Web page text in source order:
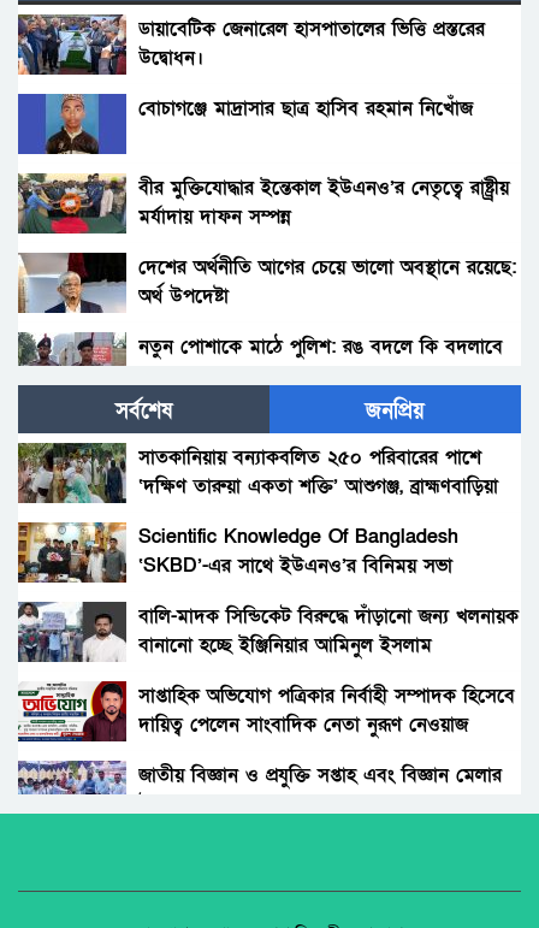
ডায়াবেটিক জেনারেল হাসপাতালের ভিত্তি প্রস্তরের
উদ্বোধন।
বোচাগঞ্জে মাদ্রাসার ছাত্র হাসিব রহমান নিখোঁজ
বীর মুক্তিযোদ্ধার ইন্তেকাল ইউএনও’র নেতৃত্বে রাষ্ট্র্রীয়
মর্যাদায় দাফন সম্পন্ন
দেশের অর্থনীতি আগের চেয়ে ভালো অবস্থানে রয়েছে:
অর্থ উপদেষ্টা
নতুন পোশাকে মাঠে পুলিশ: রঙ বদলে কি বদলাবে
হাকিমপুরসহ ৪ উপজেলায় বিএনপির এমপি প্রার্থী ডাঃ
জাহিদের ব্যাবস্থাপনায় ফ্রী মেডিকেল ক্যাম্প ও ঔষধ
বিতরণ।
গ্রহন।
দোরগোড়ায় এক নতুন অধ্যায়ের সূচনা।
বিচারকের স্ত্রীকে কুপিয়ে জখম, ছেলেকে হত্যা করল
পরিচিত যুবক।
আওয়ামী’লীগের অবরোধের বিরুদ্ধে কঠোর অবস্থান
ছিলো জামায়াত ইসলামীর।
সর্বশেষ জনপ্রিয়
সাতকানিয়ায় বন্যাকবলিত ২৫০ পরিবারের পাশে
‘দক্ষিণ তারুয়া একতা শক্তি’ আশুগঞ্জ, ব্রাহ্মণবাড়িয়া
Scientific Knowledge Of Bangladesh
‘SKBD’-এর সাথে ইউএনও’র বিনিময় সভা
বালি-মাদক সিন্ডিকেট বিরুদ্ধে দাঁড়ানো জন্য খলনায়ক
বানানো হচ্ছে ইঞ্জিনিয়ার আমিনুল ইসলাম
সাপ্তাহিক অভিযোগ পত্রিকার নির্বাহী সম্পাদক হিসেবে
দায়িত্ব পেলেন সাংবাদিক নেতা নুরূণ নেওয়াজ
জাতীয় বিজ্ঞান ও প্রযুক্তি সপ্তাহ এবং বিজ্ঞান মেলার